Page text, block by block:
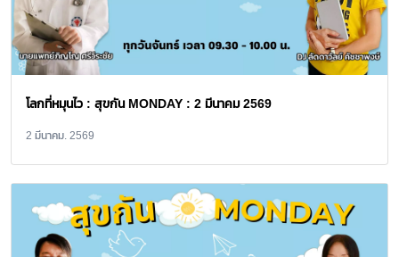
โลกที่หมุนไว : สุขกัน MONDAY : 2 มีนาคม 2569
2 มีนาคม. 2569